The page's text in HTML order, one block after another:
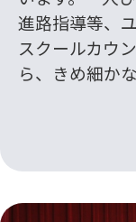
進路指導等、
スクールカウ
ら、きめ細か